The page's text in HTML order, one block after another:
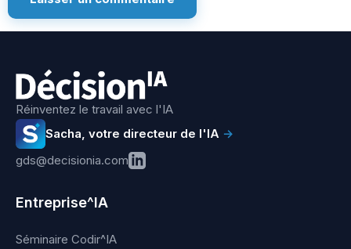
Réinventez le travail avec l'IA
Sacha, votre directeur de l'IA →
gds@decisionia.com
Entreprise^IA
Séminaire Codir^IA